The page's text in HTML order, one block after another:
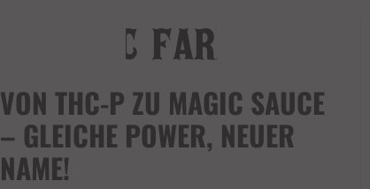
VON THC-P ZU MAGIC SAUCE
– GLEICHE POWER, NEUER
NAME!